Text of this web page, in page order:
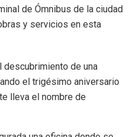
de Ómnibus de la ciudad
y servicios en esta
descubrimiento de una
el trigésimo aniversario
lleva el nombre de